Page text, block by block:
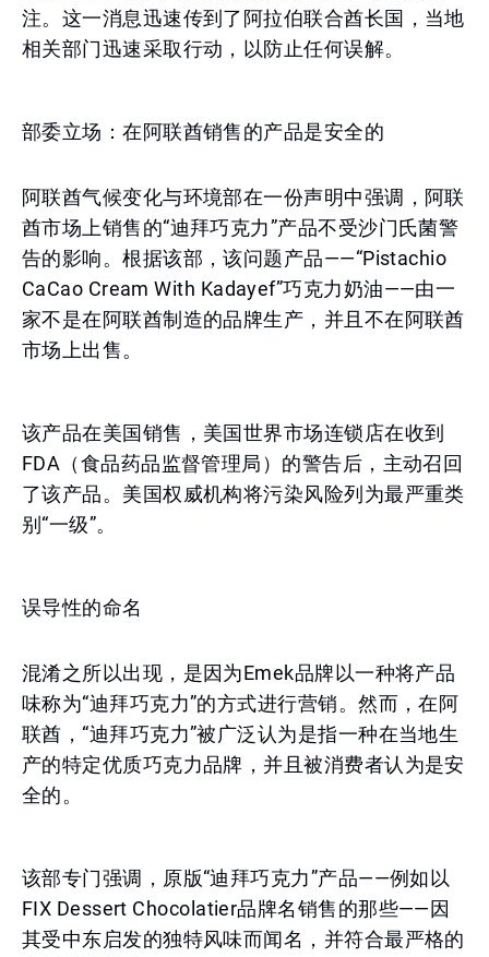
注。这一消息迅速传到了阿拉伯联合酋长国，当地
相关部门迅速采取行动，以防止任何误解。
部委立场：在阿联酋销售的产品是安全的
阿联酋气候变化与环境部在一份声明中强调，阿联
酋市场上销售的“迪拜巧克力”产品不受沙门氏菌警
告的影响。根据该部，该问题产品——“Pistachio
CaCao Cream With Kadayef”巧克力奶油——由一
家不是在阿联酋制造的品牌生产，并且不在阿联酋
市场上出售。
该产品在美国销售，美国世界市场连锁店在收到
FDA（食品药品监督管理局）的警告后，主动召回
了该产品。美国权威机构将污染风险列为最严重类
别“一级”。
误导性的命名
混淆之所以出现，是因为Emek品牌以一种将产品
味称为“迪拜巧克力”的方式进行营销。然而，在阿
联酋，“迪拜巧克力”被广泛认为是指一种在当地生
产的特定优质巧克力品牌，并且被消费者认为是安
全的。
该部专门强调，原版“迪拜巧克力”产品——例如以
FIX Dessert Chocolatier品牌名销售的那些——因
其受中东启发的独特风味而闻名，并符合最严格的